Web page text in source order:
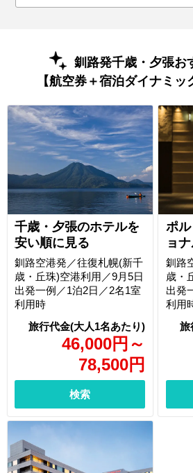
釧路発千歳・夕張お
【航空券＋宿泊ダイナミッ
千歳・夕張のホテルを
安い順に見る
46,000円 ～
78,500円
釧路空港発／往復札幌(新千
歳・丘珠)空港利用／9月5日
出発一例／1泊2日／2名1室
利用時
検索
ポ
ョ
釧路
歳・
出発
利用